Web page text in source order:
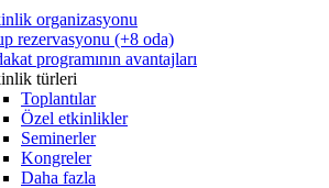
organizasyonu
rezervasyonu (+8 oda)
programının avantajları
türleri
Toplantılar
Özel etkinlikler
Seminerler
Kongreler
Daha fazla